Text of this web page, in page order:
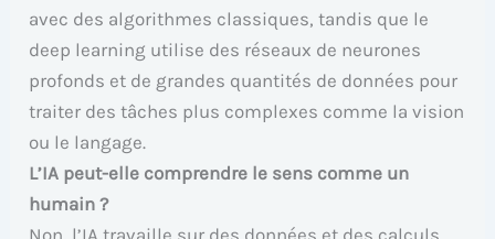
avec des algorithmes classiques, tandis que le
deep learning utilise des réseaux de neurones
profonds et de grandes quantités de données pour
traiter des tâches plus complexes comme la vision
ou le langage.
L’IA peut-elle comprendre le sens comme un
humain ?
Non, l’IA travaille sur des données et des calculs